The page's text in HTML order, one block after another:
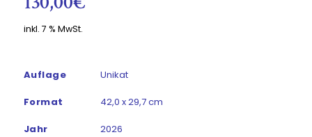
130,00€
inkl. 7 % MwSt.
Auflage Unikat
Format 42,0 x 29,7 cm
Jahr 2026